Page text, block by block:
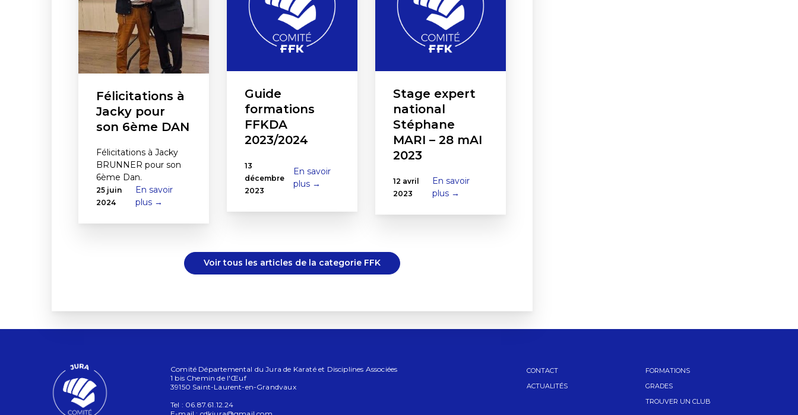
Félicitations à
Jacky pour
son 6ème DAN
Félicitations à Jacky
BRUNNER pour son
6ème Dan.
25 juin
2024
En savoir
plus →
Guide
formations
FFKDA
2023/2024
13
décembre
2023
En savoir
plus →
Stage expert
national
Stéphane
MARI – 28 mAI
2023
12 avril
2023
En savoir
plus →
Voir tous les articles de la categorie FFK
Comité Départemental du Jura de Karaté et Disciplines Associées
1 bis Chemin de l'Œuf
39150 Saint-Laurent-en-Grandvaux
Tel : 06.87.61.12.24
CONTACT
ACTUALITÉS
FORMATIONS
GRADES
TROUVER UN CLUB